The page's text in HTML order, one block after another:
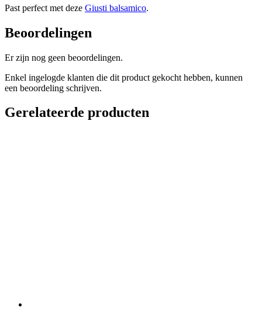
Past perfect met deze Giusti balsamico.
Beoordelingen
Er zijn nog geen beoordelingen.
Enkel ingelogde klanten die dit product gekocht hebben, kunnen
een beoordeling schrijven.
Gerelateerde producten